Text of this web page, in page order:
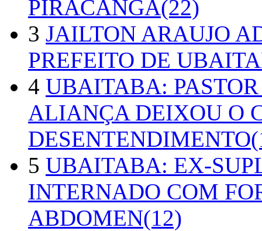
PIRACANGA(22)
3 JAILTON ARAUJO
PREFEITO DE
4 UBAITABA:
ALIANÇA DEIXOU O
5 UBAITABA: EX-
INTERNADO COM
ABDOMEN(12)